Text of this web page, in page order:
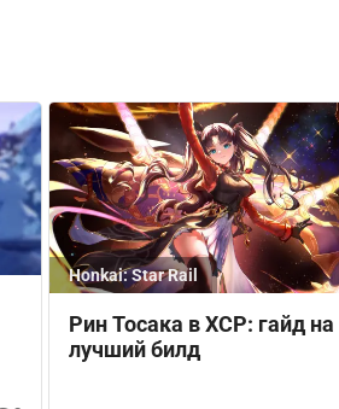
Honkai: Star Rail
Рин Тосака в ХСР: гайд на
лучший билд